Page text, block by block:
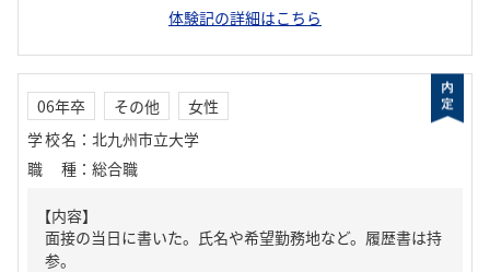
体験記の詳細はこちら
06年卒 その他
女性
学校名 ： 北九州市立大学
職種 ： 総合職
【内容】
面接の当日に書いた。氏名や希望勤務地など。履歴書は持
参。